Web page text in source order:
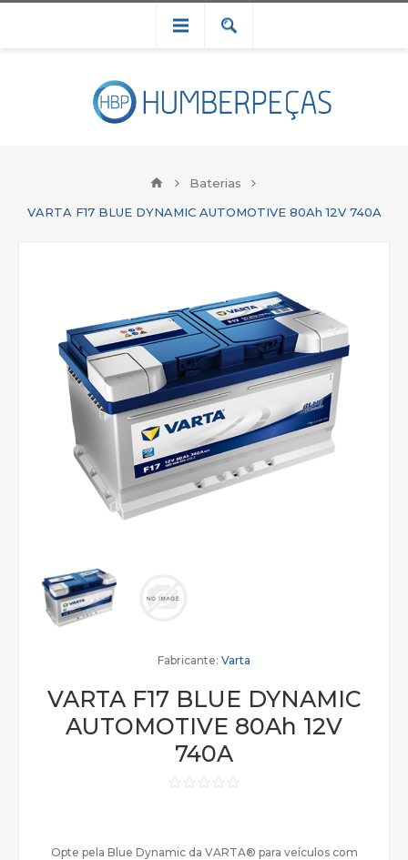
Baterias
VARTA F17 BLUE DYNAMIC AUTOMOTIVE 80Ah 12V 740A
Fabricante: Varta
VARTA F17 BLUE DYNAMIC
AUTOMOTIVE 80Ah 12V
740A
Opte pela Blue Dynamic da VARTA® para veículos com